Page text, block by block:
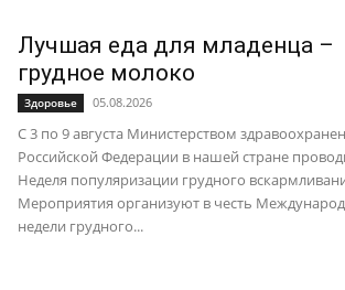
Лучшая еда для младенца –
грудное молоко
Здоровье 05.08.2026
С 3 по 9 августа Министерством
Российской Федерации в нашей стране
Неделя популяризации грудного
Мероприятия организуют в честь
недели грудного...